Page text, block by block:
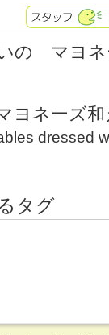
の マヨネ
ヨネーズ
dressed
タグ